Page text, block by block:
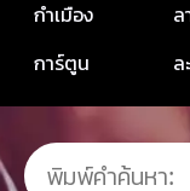
กำเมือง
ล
การ์ตูน
ล